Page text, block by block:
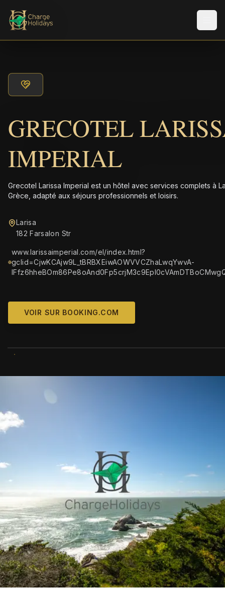
GRECOTEL
IMPERIAL
Grecotel Larissa Imperial est un hôtel avec services complets à
Grèce, adapté aux séjours professionnels et loisirs.
Larisa
182 Farsalon Str
www.larissaimperial.com/el/index.html?
gclid=CjwKCAjw9L_tBRBXEiwAOWVVCZhaLwqYwvA-
VOIR SUR BOOKING.COM